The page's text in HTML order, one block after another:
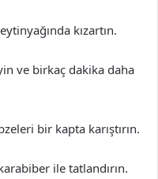
kızartın.
ve birkaç dakika daha
bir kapta karıştırın.
ile tatlandırın.